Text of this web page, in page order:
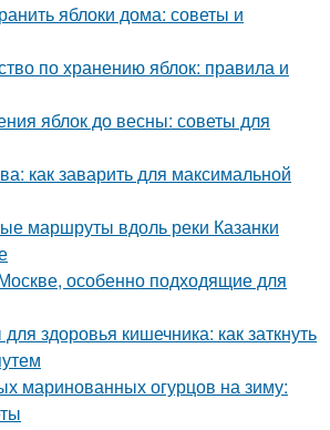
яблоки дома: советы и
по хранению яблок: правила и
яблок до весны: советы для
как заварить для максимальной
маршруты вдоль реки Казанки
особенно подходящие для
здоровья кишечника: как заткнуть
маринованных огурцов на зиму: